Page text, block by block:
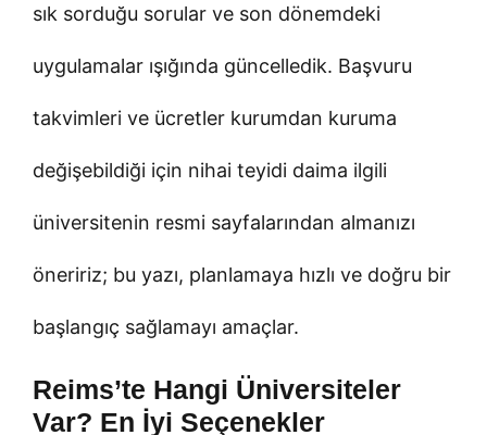
sık sorduğu sorular ve son dönemdeki
uygulamalar ışığında güncelledik. Başvuru
takvimleri ve ücretler kurumdan kuruma
değişebildiği için nihai teyidi daima ilgili
üniversitenin resmi sayfalarından almanızı
öneririz; bu yazı, planlamaya hızlı ve doğru bir
başlangıç sağlamayı amaçlar.
Reims’te Hangi Üniversiteler
Var? En İyi Seçenekler